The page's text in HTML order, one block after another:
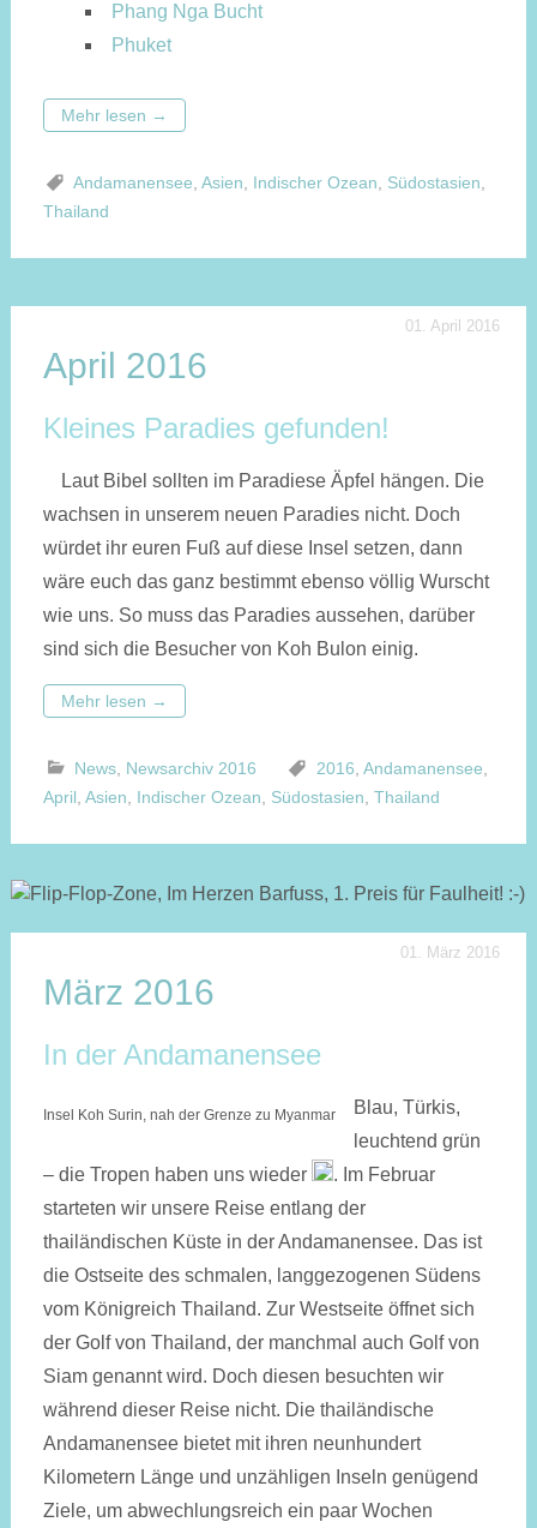
Phang Nga Bucht
Phuket
Mehr lesen →
Andamanensee, Asien, Indischer Ozean, Südostasien,
Thailand
01. April 2016
April 2016
Kleines Paradies gefunden!
Laut Bibel sollten im Paradiese Äpfel hängen. Die
wachsen in unserem neuen Paradies nicht. Doch
würdet ihr euren Fuß auf diese Insel setzen, dann
wäre euch das ganz bestimmt ebenso völlig Wurscht
wie uns. So muss das Paradies aus­sehen, darüber
sind sich die Besucher von Koh Bulon einig.
Mehr lesen →
News, Newsarchiv 2016 2016, Andamanensee,
April, Asien, Indischer Ozean, Südostasien, Thailand
01. März 2016
März 2016
In der Andamanensee
Insel Koh Surin, nah der Grenze zu Myanmar
Blau, Türkis,
leuchtend grün
– die Tropen haben uns wieder
. Im Februar
starteten wir unsere Reise entlang der
thailändischen Küste in der Andamanensee. Das ist
die Ostseite des schmalen, langgezogenen Südens
vom Königreich Thailand. Zur Westseite öffnet sich
der Golf von Thailand, der manchmal auch Golf von
Siam genannt wird. Doch diesen besuchten wir
während dieser Reise nicht. Die thailändische
Andamanensee bietet mit ihren neunhundert
Kilometern Länge und unzähligen Inseln genügend
Ziele, um abwechlungsreich ein paar Wochen